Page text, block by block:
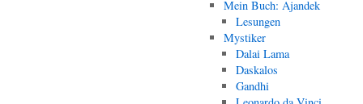
Mein Buch: Ajandek
Lesungen
Mystiker
Dalai Lama
Daskalos
Gandhi